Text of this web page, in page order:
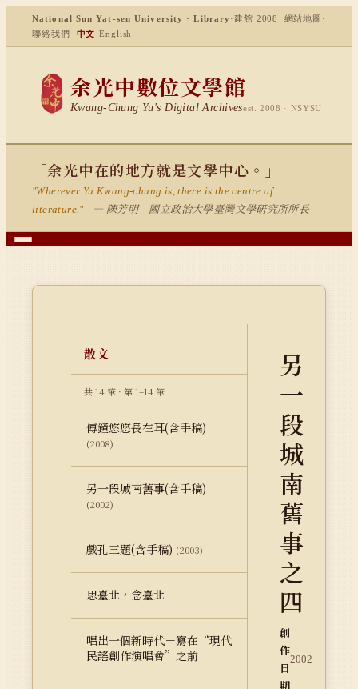
National Sun Yat-sen University · Library ·建館 2008 網站地圖 ·
聯絡我們
中文·English
余光中數位文學館
Kwang-Chung Yu's Digital Archivesest. 2008 · NSYSU
「余光中在的地方就是文學中心。」
"Wherever Yu Kwang-chung is, there is the centre of
literature."
— 陳芳明 國立政治大學臺灣文學研究所所長
散文
共 14 筆 · 第 1–14 筆
傅鐘悠悠長在耳(含手稿)
(2008)
另一段城南舊事(含手稿)
(2002)
戲孔三題(含手稿) (2003)
思臺北，念臺北
唱出一個新時代－寫在“現代
民謠創作演唱會”之前
另
一
段
城
南
舊
事
之
四
創
作
日
期
2002